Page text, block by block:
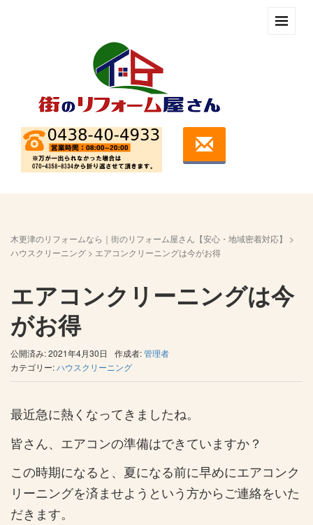
木更津のリフォームなら｜街のリフォーム屋さん【安心・地域密着対応】
>
ハウスクリーニング > エアコンクリーニングは今がお得
エアコンクリーニングは今
がお得
公開済み: 2021年4月30日 作成者:管理者
カテゴリー:ハウスクリーニング
最近急に熱くなってきましたね。
皆さん、エアコンの準備はできていますか？
この時期になると、夏になる前に早めにエアコンク
リーニングを済ませようという方からご連絡をいた
だきます。